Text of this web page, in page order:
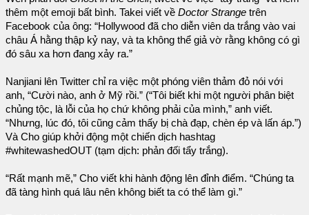
thêm một emoji bất bình. Takei viết về Doctor Strange trên
Facebook của ông: “Hollywood đã cho diễn viên da trắng vào vai
châu Á hằng thập kỷ nay, và ta không thể giả vờ rằng không có gì
đó sâu xa hơn đang xảy ra.”
Nanjiani lên Twitter chỉ ra việc một phóng viên thảm đỏ nói với
anh, “Cười nào, anh ở Mỹ rồi.” (“Tôi biết khi một người phân biệt
chủng tộc, là lỗi của họ chứ không phải của mình,” anh viết.
“Nhưng, lúc đó, tôi cũng cảm thấy bị chà đạp, chèn ép và lấn áp.”)
Và Cho giúp khởi động một chiến dịch hashtag
#whitewashedOUT (tạm dịch: phản đối tẩy trắng).
“Rất mạnh mẽ,” Cho viết khi hành động lên đỉnh điểm. “Chúng ta
đã tàng hình quá lâu nên không biết ta có thể làm gì.”